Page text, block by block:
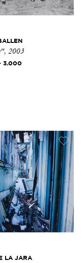
2003
3.000
LA JARA